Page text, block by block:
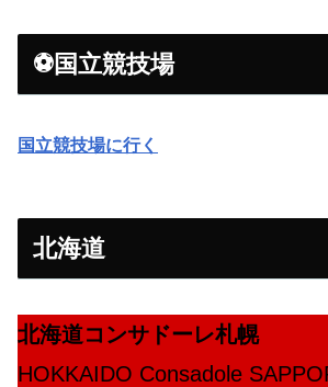
⚽国立競技場
国立競技場に行く
北海道
北海道コンサドーレ札幌
HOKKAIDO Consadole